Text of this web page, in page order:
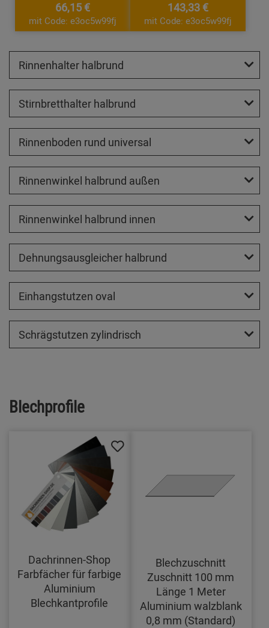
66,15 €
mit Code: e3oc5w99fj
143,33 €
mit Code: e3oc5w99fj
Rinnenhalter halbrund
Stirnbretthalter halbrund
Rinnenboden rund universal
Rinnenwinkel halbrund außen
Rinnenwinkel halbrund innen
Dehnungsausgleicher halbrund
Einhangstutzen oval
Schrägstutzen zylindrisch
Blechprofile
Dachrinnen-Shop
Farbfächer für farbige
Aluminium
Blechkantprofile
Blechzuschnitt
Zuschnitt 100 mm
Länge 1 Meter
Aluminium walzblank
0,8 mm (Standard)